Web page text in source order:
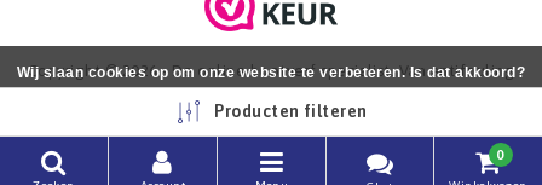
Copyright © 2026 - De online bootverf specialist. Van antifouling
tot aflak. - All rights reserved - RealizationInStijl Media
Producten filteren
0
Wij slaan cookies op om onze website te verbeteren. Is dat akkoord?
Nee Meer over cookies »